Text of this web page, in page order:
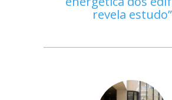
revela estudo